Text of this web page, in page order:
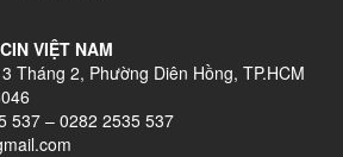
VIỆT NAM
Tháng 2, Phường Diên Hồng, TP.HCM
537 – 0282 2535 537